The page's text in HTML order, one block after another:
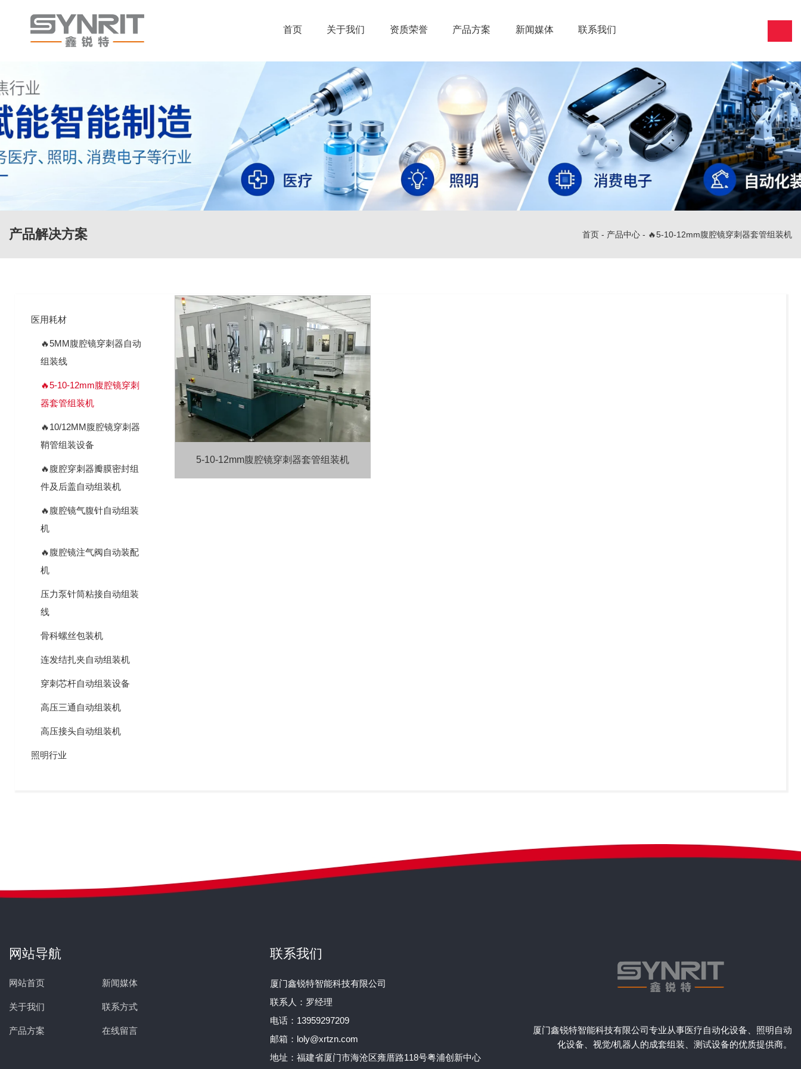
首页 关于我们 资质荣誉 产品方案 新闻媒体 联系我们
产品解决方案 首页 - 产品中心 - 🔥5-10-12mm腹腔镜穿刺器套管组装机
医用耗材
🔥5MM腹腔镜穿刺器自动
组装线
🔥5-10-12mm腹腔镜穿刺
器套管组装机
🔥10/12MM腹腔镜穿刺器
鞘管组装设备
🔥腹腔穿刺器瓣膜密封组
件及后盖自动组装机
🔥腹腔镜气腹针自动组装
机
🔥腹腔镜注气阀自动装配
机
压力泵针筒粘接自动组装
线
骨科螺丝包装机
连发结扎夹自动组装机
穿刺芯杆自动组装设备
高压三通自动组装机
高压接头自动组装机
照明行业
5-10-12mm腹腔镜穿刺器套管组装机
网站导航
网站首页 新闻媒体
关于我们 联系方式
产品方案 在线留言
联系我们
厦门鑫锐特智能科技有限公司
联系人：罗经理
电话：13959297209
邮箱：loly@xrtzn.com
地址：福建省厦门市海沧区雍厝路118号粤浦创新中心
厦门鑫锐特智能科技有限公司专业从事医疗自动化设备、照明自动
化设备、视觉/机器人的成套组装、测试设备的优质提供商。